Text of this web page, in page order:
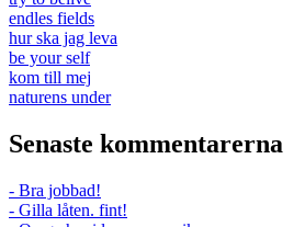
endles fields
hur ska jag leva
be your self
kom till mej
naturens under
Senaste kommentarerna
- Bra jobbad!
- Gilla låten. fint!